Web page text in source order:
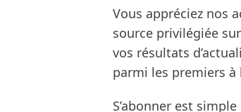
Vous appréciez nos
source privilégiée
vos résultats
parmi les premiers
S’abonner est